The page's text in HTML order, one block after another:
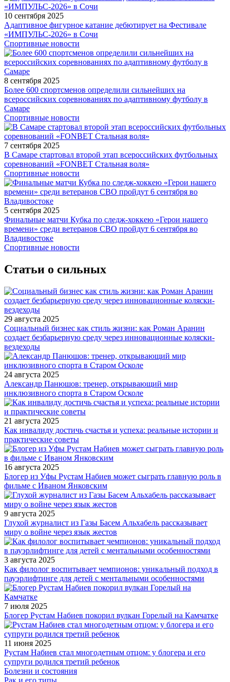
10 сентября 2025
Адаптивное фигурное катание дебютирует на Фестивале
«ИМПУЛЬС-2026» в Сочи
Спортивные новости
8 сентября 2025
Более 600 спортсменов определили сильнейших на
всероссийских соревнованиях по адаптивному футболу в
Самаре
Спортивные новости
7 сентября 2025
В Самаре стартовал второй этап всероссийских футбольных
соревнований «FONBET Стальная воля»
Спортивные новости
5 сентября 2025
Финальные матчи Кубка по следж-хоккею «Герои нашего
времени» среди ветеранов СВО пройдут 6 сентября во
Владивостоке
Спортивные новости
Статьи о сильных
29 августа 2025
Социальный бизнес как стиль жизни: как Роман Аранин
создает безбарьерную среду через инновационные коляски-
вездеходы
24 августа 2025
Александр Панюшов: тренер, открывающий мир
инклюзивного спорта в Старом Осколе
21 августа 2025
Как инвалиду достичь счастья и успеха: реальные истории и
практические советы
16 августа 2025
Блогер из Уфы Рустам Набиев может сыграть главную роль в
фильме с Иваном Янковским
9 августа 2025
Глухой журналист из Газы Басем Альхабель рассказывает
миру о войне через язык жестов
3 августа 2025
Как филолог воспитывает чемпионов: уникальный подход в
пауэрлифтинге для детей с ментальными особенностями
7 июля 2025
Блогер Рустам Набиев покорил вулкан Горелый на Камчатке
11 июня 2025
Рустам Набиев стал многодетным отцом: у блогера и его
супруги родился третий ребенок
Болезни и состояния